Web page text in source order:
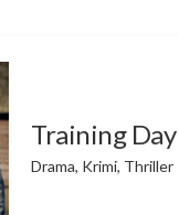
Training Day
Drama, Krimi, Thriller